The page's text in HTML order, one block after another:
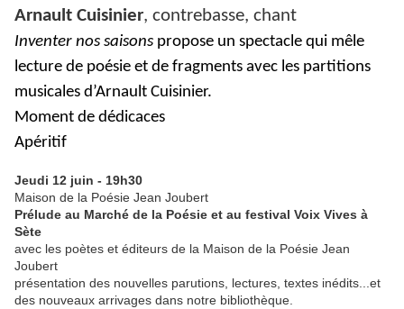
Arnault Cuisinier, contrebasse, chant
Inventer nos saisons propose un spectacle qui mêle
lecture de poésie et de fragments avec les partitions
musicales d’Arnault Cuisinier.
Moment de dédicaces
Apéritif
Jeudi 12 juin - 19h30
Maison de la Poésie Jean Joubert
Prélude au Marché de la Poésie et au festival Voix Vives à
Sète
avec les poètes et éditeurs de la Maison de la Poésie Jean
Joubert
présentation des nouvelles parutions, lectures, textes inédits...et
des nouveaux arrivages dans notre bibliothèque.